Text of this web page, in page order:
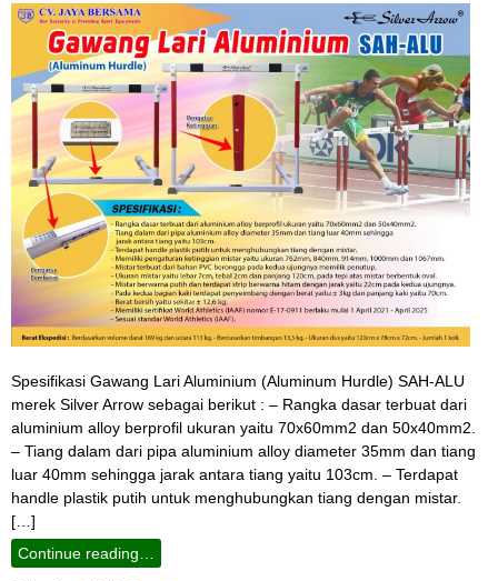
Spesifikasi Gawang Lari Aluminium (Aluminum Hurdle) SAH-ALU
merek Silver Arrow sebagai berikut : – Rangka dasar terbuat dari
aluminium alloy berprofil ukuran yaitu 70x60mm2 dan 50x40mm2.
– Tiang dalam dari pipa aluminium alloy diameter 35mm dan tiang
luar 40mm sehingga jarak antara tiang yaitu 103cm. – Terdapat
handle plastik putih untuk menghubungkan tiang dengan mistar.
[…]
Continue reading…